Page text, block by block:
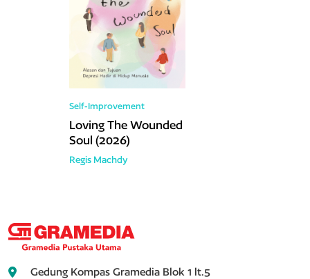
Self-Improvement
Loving The Wounded
Soul (2026)
Regis Machdy
Gedung Kompas Gramedia Blok 1 lt.5